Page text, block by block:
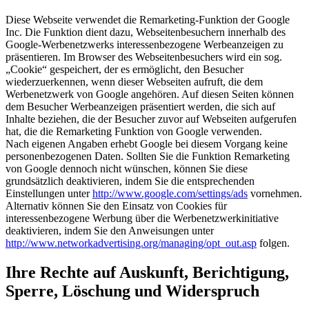
Diese Webseite verwendet die Remarketing-Funktion der Google
Inc. Die Funktion dient dazu, Webseitenbesuchern innerhalb des
Google-Werbenetzwerks interessenbezogene Werbeanzeigen zu
präsentieren. Im Browser des Webseitenbesuchers wird ein sog.
„Cookie“ gespeichert, der es ermöglicht, den Besucher
wiederzuerkennen, wenn dieser Webseiten aufruft, die dem
Werbenetzwerk von Google angehören. Auf diesen Seiten können
dem Besucher Werbeanzeigen präsentiert werden, die sich auf
Inhalte beziehen, die der Besucher zuvor auf Webseiten aufgerufen
hat, die die Remarketing Funktion von Google verwenden.
Nach eigenen Angaben erhebt Google bei diesem Vorgang keine
personenbezogenen Daten. Sollten Sie die Funktion Remarketing
von Google dennoch nicht wünschen, können Sie diese
grundsätzlich deaktivieren, indem Sie die entsprechenden
Einstellungen unterhttp://www.google.com/settings/ads vornehmen.
Alternativ können Sie den Einsatz von Cookies für
interessenbezogene Werbung über die Werbenetzwerkinitiative
deaktivieren, indem Sie den Anweisungen unter
http://www.networkadvertising.org/managing/opt_out.asp folgen.
Ihre Rechte auf Auskunft, Berichtigung,
Sperre, Löschung und Widerspruch